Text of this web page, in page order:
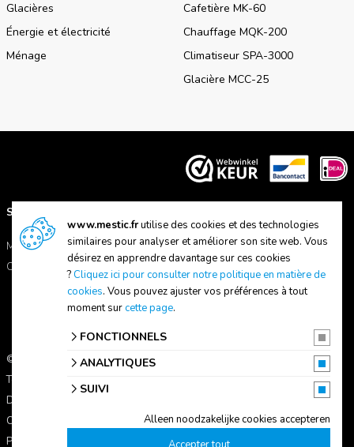
Glacières
Énergie et électricité
Ménage
Cafetière MK-60
Chauffage MQK-200
Climatiseur SPA-3000
Glacière MCC-25
SUPPORT
Manuels
Contactez-nous
A propos de Mestic
Trouver un magasin
© 2026 Mestic
Tous les prix s'entendent TVA comprise.
Déclaration de confidentialité
Conditions d'utilisation
Paramètres des cookies
www.mestic.frutilise des cookies et des technologies
similaires pour analyser et améliorer son site web. Vous
désirez en apprendre davantage sur ces cookies
?Cliquez ici pour consulter notre politique en matière de
cookies. Vous pouvez ajuster vos préférences à tout
moment surcette page.
FONCTIONNELS
ANALYTIQUES
SUIVI
Alleen noodzakelijke cookies accepteren